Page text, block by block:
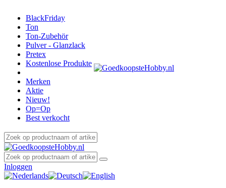
BlackFriday
Ton
Ton-Zubehör
Pulver - Glanzlack
Pretex
Kostenlose Produkte
Merken
Aktie
Nieuw!
Op=Op
Best verkocht
Inloggen